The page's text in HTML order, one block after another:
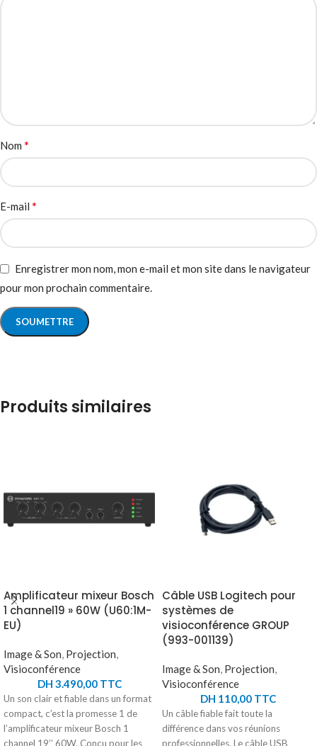
Nom *
E-mail *
Enregistrer mon nom, mon e-mail et mon site dans le navigateur
pour mon prochain commentaire.
Produits similaires
Amplificateur mixeur Bosch
1 channel19 » 60W (U60:1M-
EU)
Image & Son Projection
Visioconférence
DH 3.490,00TTC
Un son clair et fiable dans un format
compact, c’est la promesse 1 de
l’amplificateur mixeur Bosch 1
channel 19’’ 60W. Conçu pour les
Câble USB Logitech pour
systèmes de
visioconférence GROUP
(993-001139)
Image & Son Projection
Visioconférence
DH 110,00TTC
Un câble fiable fait toute la
différence dans vos réunions
professionnelles. Le câble USB